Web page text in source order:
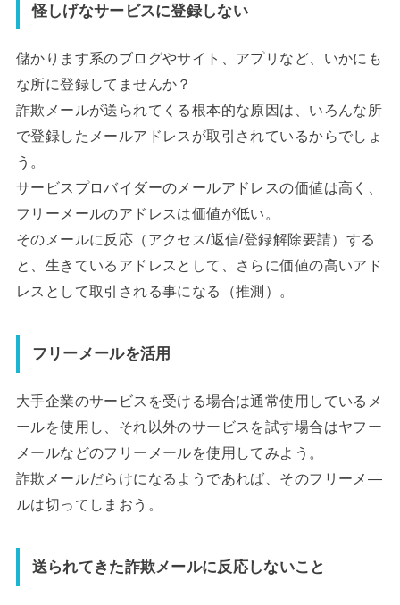
怪しげなサービスに登録しない
儲かります系のブログやサイト、アプリなど、いかにも
な所に登録してませんか？
詐欺メールが送られてくる根本的な原因は、いろんな所
で登録したメールアドレスが取引されているからでしょ
う。
サービスプロバイダーのメールアドレスの価値は高く、
フリーメールのアドレスは価値が低い。
そのメールに反応（アクセス/返信/登録解除要請）する
と、生きているアドレスとして、さらに価値の高いアド
レスとして取引される事になる（推測）。
フリーメールを活用
大手企業のサービスを受ける場合は通常使用しているメ
ールを使用し、それ以外のサービスを試す場合はヤフー
メールなどのフリーメールを使用してみよう。
詐欺メールだらけになるようであれば、そのフリーメ―
ルは切ってしまおう。
送られてきた詐欺メールに反応しないこと